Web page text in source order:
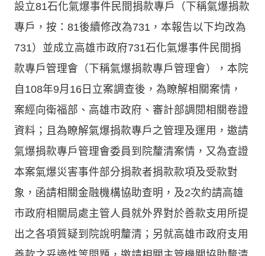
設立81石化氣爆事件民間捐款專戶（下稱氣爆捐款
專戶，按：81後續修改為731，本報告以下均改為
731）並成立高雄市政府731石化氣爆事件民間捐
款專戶管理會（下稱氣爆捐款專戶管理會），本院
自108年9月16日立案調查後，為瞭解相關案情，
案經向衛福部、高雄市政府、審計部調閱相關卷證
資料；且為瞭解氣爆捐款專戶之管理及運用，邀請
氣爆捐款專戶管理會委員到院釐清案情，又為查證
本案氣爆災害事件部分捐款者捐款款項及受款對
象，函請相關金融機構協助查明，及2次約請高雄
市政府相關局處主管人員就外界對於善款支用所提
出之各項質疑到院說明釐清；另就高雄市政府支用